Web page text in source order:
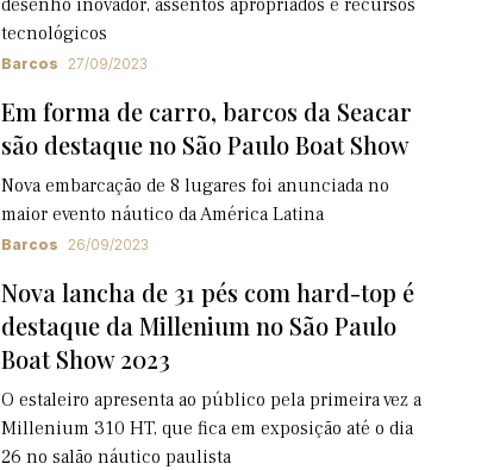
tecnológicos
Barcos 27/09/2023
Em forma de carro, barcos da Seacar
são destaque no São Paulo Boat Show
Nova embarcação de 8 lugares foi anunciada no
maior evento náutico da América Latina
Barcos 26/09/2023
Nova lancha de 31 pés com hard-top é
destaque da Millenium no São Paulo
Boat Show 2023
O estaleiro apresenta ao público pela primeira vez a
Millenium 310 HT, que fica em exposição até o dia
26 no salão náutico paulista